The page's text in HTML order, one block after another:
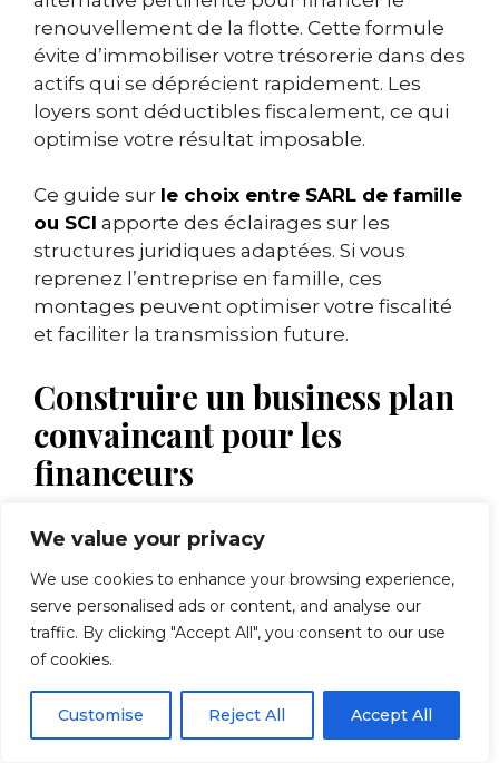
We value your privacy
We use cookies to enhance your browsing experience,
serve personalised ads or content, and analyse our
traffic. By clicking "Accept All", you consent to our use
of cookies.
Customise Reject All Accept All
renouvellement de la flotte. Cette formule
évite d’immobiliser votre trésorerie dans des
actifs qui se déprécient rapidement. Les
loyers sont déductibles fiscalement, ce qui
optimise votre résultat imposable.
Ce guide sur le choix entre SARL de famille
ou SCI apporte des éclairages sur les
structures juridiques adaptées. Si vous
reprenez l’entreprise en famille, ces
montages peuvent optimiser votre fiscalité
et faciliter la transmission future.
Construire un business plan
convaincant pour les
financeurs
Votre prévisionnel financier doit couvrir une
période minimale de trois ans avec des
hypothèses réalistes. Intégrez l’évolution
démographique de votre zone de
chalandise et les projections de
vieillissement de la population. Ces données
objectives rassurent les banquiers sur la
pérennité de votre marché.